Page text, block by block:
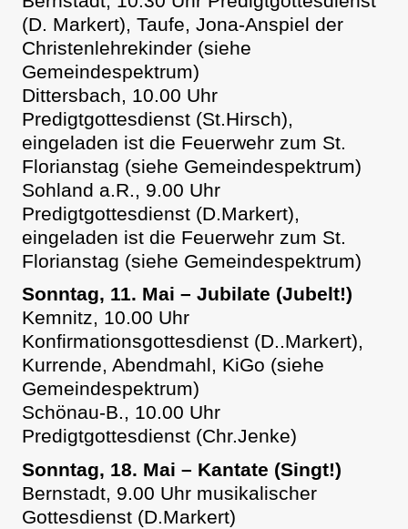
(D. Markert), Taufe, Jona-Anspiel der
Christenlehrekinder (siehe
Gemeindespektrum)
Dittersbach, 10.00 Uhr
Predigtgottesdienst (St.Hirsch),
eingeladen ist die Feuerwehr zum St.
Florianstag (siehe Gemeindespektrum)
Sohland a.R., 9.00 Uhr
Predigtgottesdienst (D.Markert),
eingeladen ist die Feuerwehr zum St.
Florianstag (siehe Gemeindespektrum)
Sonntag, 11. Mai – Jubilate (Jubelt!)
Kemnitz, 10.00 Uhr
Konfirmationsgottesdienst (D..Markert),
Kurrende, Abendmahl, KiGo (siehe
Gemeindespektrum)
Schönau-B., 10.00 Uhr
Predigtgottesdienst (Chr.Jenke)
Sonntag, 18. Mai – Kantate (Singt!)
Bernstadt, 9.00 Uhr musikalischer
Gottesdienst (D.Markert)